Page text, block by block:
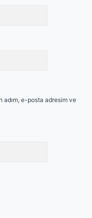
adım, e-posta adresim ve